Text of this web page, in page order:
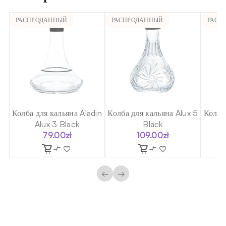
РАСПРОДАННЫЙ
Колба для кальяна Aladin
Alux 3 Black
79.00zł
РАСПРОДАННЫЙ
Колба для кальяна Alux 5
Black
109.00zł
← →